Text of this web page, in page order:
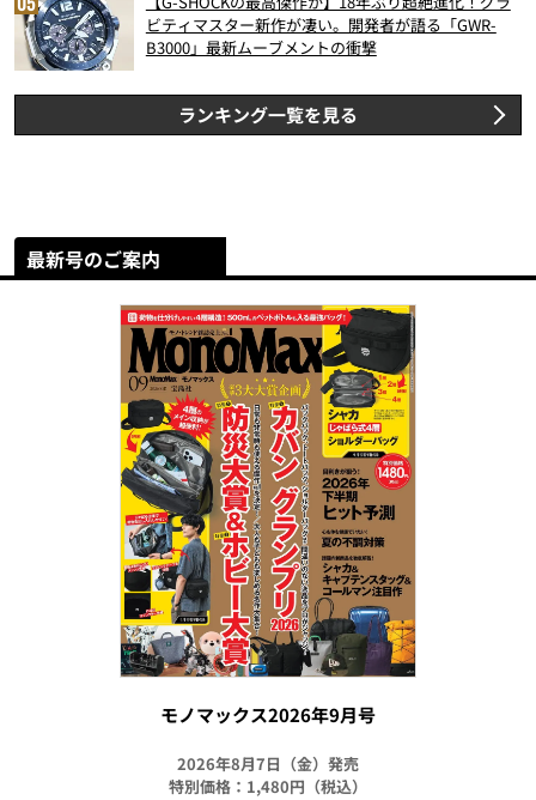
ビティマスター新作が凄い。開発者が語る「GWR-
B3000」最新ムーブメントの衝撃
ランキング一覧を見る
最新号のご案内
モノマックス2026年9月号
2026年8月7日（金）発売
特別価格：1,480円（税込）